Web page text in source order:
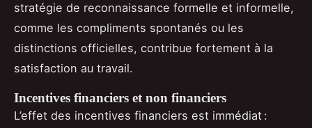
stratégie de reconnaissance formelle et informelle,
comme les compliments spontanés ou les
distinctions officielles, contribue fortement à la
satisfaction au travail.
Incentives financiers et non financiers
L’effet des incentives financiers est immédiat :